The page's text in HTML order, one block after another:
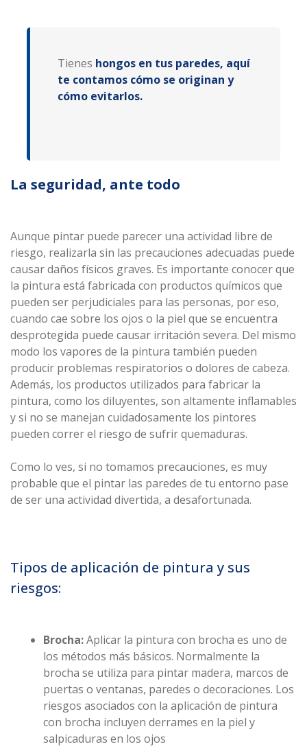
Tienes hongos en tus paredes, aquí
te contamos cómo se originan y
cómo evitarlos.
La seguridad, ante todo
Aunque pintar puede parecer una actividad libre de
riesgo, realizarla sin las precauciones adecuadas puede
causar daños físicos graves. Es importante conocer que
la pintura está fabricada con productos químicos que
pueden ser perjudiciales para las personas, por eso,
cuando cae sobre los ojos o la piel que se encuentra
desprotegida puede causar irritación severa. Del mismo
modo los vapores de la pintura también pueden
producir problemas respiratorios o dolores de cabeza.
Además, los productos utilizados para fabricar la
pintura, como los diluyentes, son altamente inflamables
y si no se manejan cuidadosamente los pintores
pueden correr el riesgo de sufrir quemaduras.
Como lo ves, si no tomamos precauciones, es muy
probable que el pintar las paredes de tu entorno pase
de ser una actividad divertida, a desafortunada.
Tipos de aplicación de pintura y sus
riesgos:
Brocha:Aplicar la pintura con brocha es uno de
los métodos más básicos. Normalmente la
brocha se utiliza para pintar madera, marcos de
puertas o ventanas, paredes o decoraciones. Los
riesgos asociados con la aplicación de pintura
con brocha incluyen derrames en la piel y
salpicaduras en los ojos